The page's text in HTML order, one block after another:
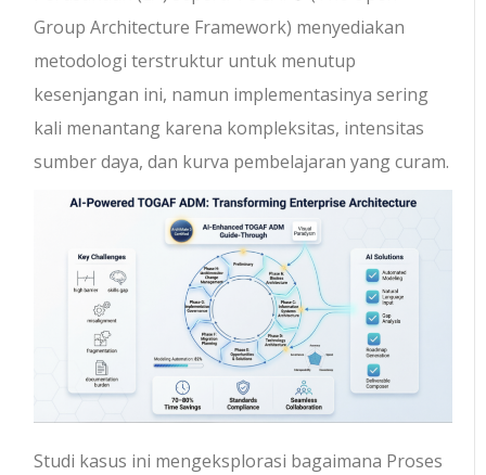
Group Architecture Framework) menyediakan
metodologi terstruktur untuk menutup
kesenjangan ini, namun implementasinya sering
kali menantang karena kompleksitas, intensitas
sumber daya, dan kurva pembelajaran yang curam.
Studi kasus ini mengeksplorasi bagaimana Proses